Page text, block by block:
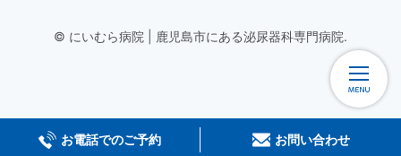
お電話でのご予約 お問い合わせ
© にいむら病院 | 鹿児島市にある泌尿器科専門病院.